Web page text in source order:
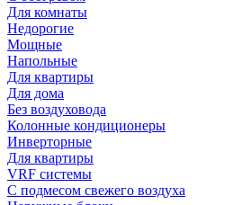
Для комнаты
Недорогие
Мощные
Напольные
Для квартиры
Для дома
Без воздуховода
Колонные кондиционеры
Инверторные
Для квартиры
VRF системы
С подмесом свежего воздуха